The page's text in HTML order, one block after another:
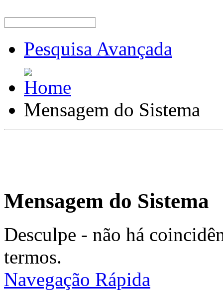
Pesquisa Avançada
Mensagem do Sistema
Mensagem do Sistema
Desculpe - não há
termos.
Navegação Rápida